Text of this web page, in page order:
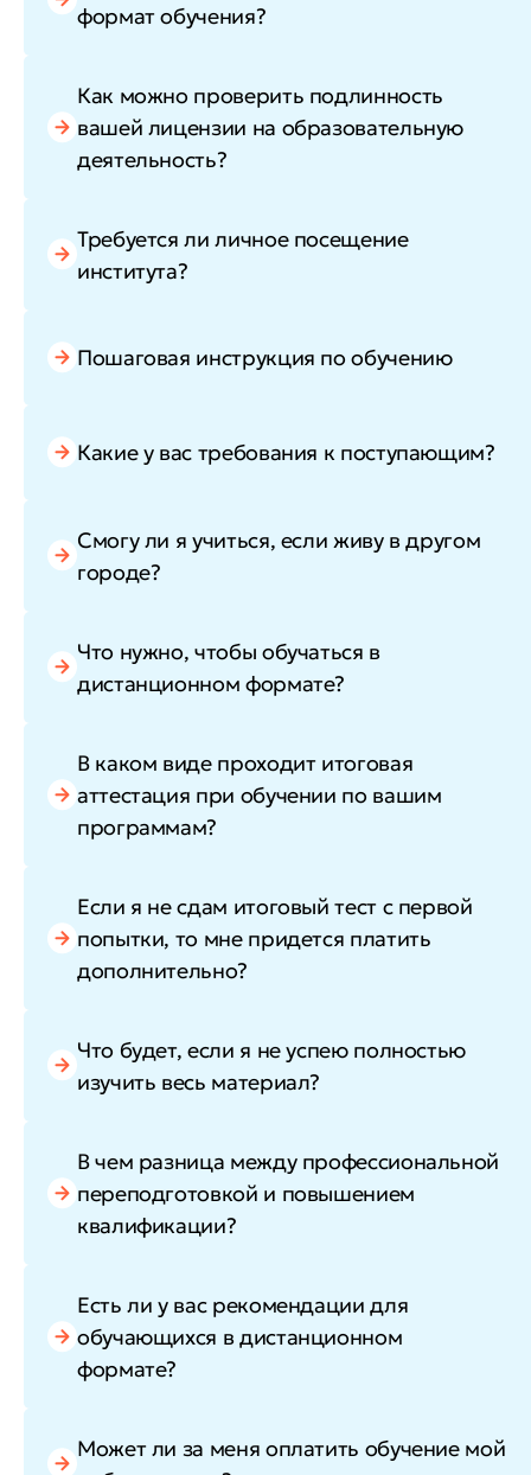
формат обучения?
Как можно проверить подлинность
вашей лицензии на образовательную
деятельность?
Требуется ли личное посещение
института?
Пошаговая инструкция по обучению
Какие у вас требования к поступающим?
Смогу ли я учиться, если живу в другом
городе?
Что нужно, чтобы обучаться в
дистанционном формате?
В каком виде проходит итоговая
аттестация при обучении по вашим
программам?
Если я не сдам итоговый тест с первой
попытки, то мне придется платить
дополнительно?
Что будет, если я не успею полностью
изучить весь материал?
В чем разница между профессиональной
переподготовкой и повышением
квалификации?
Есть ли у вас рекомендации для
обучающихся в дистанционном
формате?
Может ли за меня оплатить обучение мой